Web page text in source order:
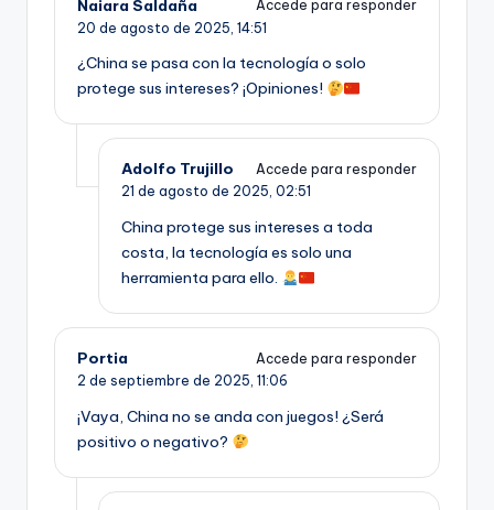
Naiara Saldaña
Accede para responder
20 de agosto de 2025, 14:51
¿China se pasa con la tecnología o solo
protege sus intereses? ¡Opiniones!
Adolfo Trujillo
Accede para responder
21 de agosto de 2025, 02:51
China protege sus intereses a toda
costa, la tecnología es solo una
herramienta para ello.
Portia
Accede para responder
2 de septiembre de 2025, 11:06
¡Vaya, China no se anda con juegos! ¿Será
positivo o negativo?